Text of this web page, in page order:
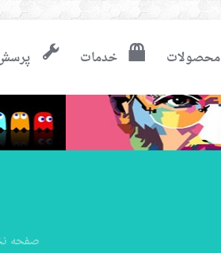
محصولات خدمات
صفحه